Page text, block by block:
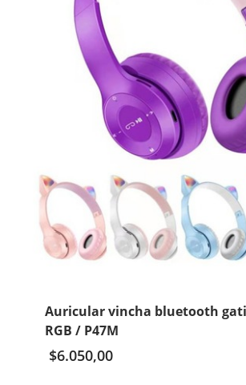
Auricular vincha bluetooth
RGB / P47M
$6.050,00